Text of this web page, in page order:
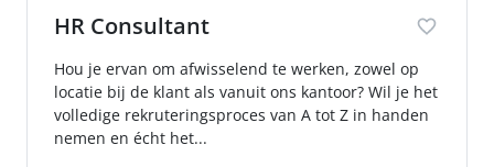
HR Consultant
Hou je ervan om afwisselend te werken, zowel op
locatie bij de klant als vanuit ons kantoor? Wil je het
volledige rekruteringsproces van A tot Z in handen
nemen en écht het...